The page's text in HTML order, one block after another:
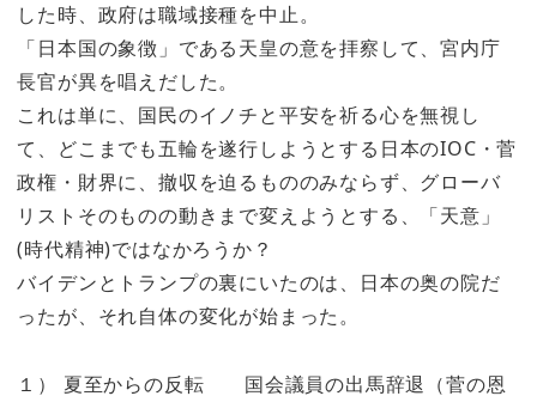
した時、政府は職域接種を中止。
「日本国の象徴」である天皇の意を拝察して、宮内庁
長官が異を唱えだした。
これは単に、国民のイノチと平安を祈る心を無視し
て、どこまでも五輪を遂行しようとする日本のIOC・菅
政権・財界に、撤収を迫るもののみならず、グローバ
リストそのものの動きまで変えようとする、「天意」
(時代精神)ではなかろうか？
バイデンとトランプの裏にいたのは、日本の奥の院だ
ったが、それ自体の変化が始まった。
１） 夏至からの反転 国会議員の出馬辞退（菅の恩